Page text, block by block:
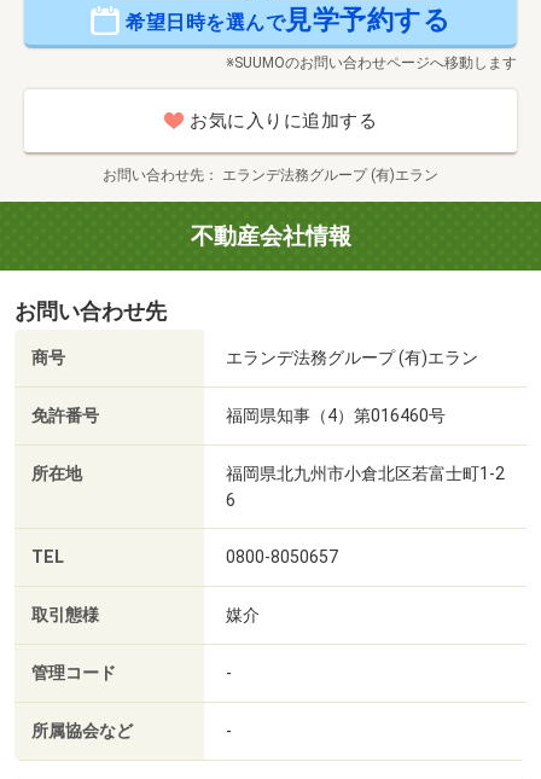
希望日時を選んで見学予約する
※SUUMOのお問い合わせページへ移動します
お気に入りに追加する
お問い合わせ先 エランデ法務グループ (有)エラン
不動産会社情報
お問い合わせ先
商号 エランデ法務グループ (有)エラン
免許番号 福岡県知事（4）第016460号
所在地
福岡県北九州市小倉北区若富士町1-2
6
TEL 0800-8050657
取引態様 媒介
管理コード -
所属協会など -